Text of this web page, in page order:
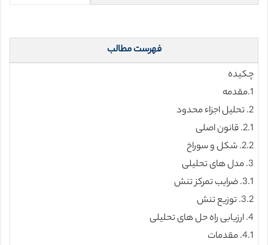
فهرست مطالب
چکیده
1.مقدمه
2. تحلیل اجزاء محدود
2.1. قانون اصلی
2.2. شکل و سوراخ
3. مدل های تحلیلی
3.1. ضرایب تمرکز تنش
3.2. توزیع تنش
4. ارزیابی راه حل های تحلیلی
4.1. مقدمات